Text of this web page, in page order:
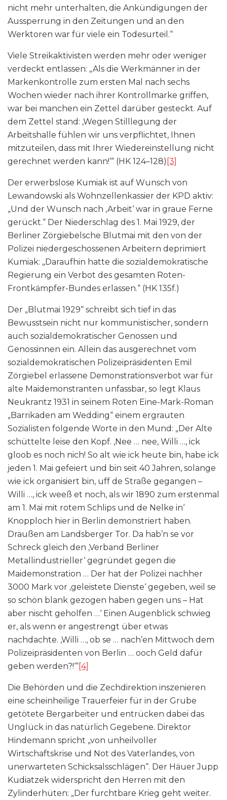
nicht mehr unterhalten, die Ankündigungen der
Aussperrung in den Zeitungen und an den
Werktoren war für viele ein Todesurteil.“
Viele Streikaktivisten werden mehr oder weniger
verdeckt entlassen: „Als die Werkmänner in der
Markenkontrolle zum ersten Mal nach sechs
Wochen wieder nach ihrer Kontrollmarke griffen,
war bei manchen ein Zettel darüber gesteckt. Auf
dem Zettel stand: ‚Wegen Stilllegung der
Arbeitshalle fühlen wir uns verpflichtet, Ihnen
mitzuteilen, dass mit Ihrer Wiedereinstellung nicht
gerechnet werden kann!‘“ (HK 124–128) [3]
Der erwerbslose Kumiak ist auf Wunsch von
Lewandowski als Wohnzellenkassier der KPD aktiv:
„Und der Wunsch nach ‚Arbeit‘ war in graue Ferne
gerückt.“ Der Niederschlag des 1. Mai 1929, der
Berliner Zörgiebelsche Blutmai mit den von der
Polizei niedergeschossenen Arbeitern deprimiert
Kumiak: „Daraufhin hatte die sozialdemokratische
Regierung ein Verbot des gesamten Roten-
Frontkämpfer-Bundes erlassen.“ (HK 135f.)
Der „Blutmai 1929“ schreibt sich tief in das
Bewusstsein nicht nur kommunistischer, sondern
auch sozialdemokratischer Genossen und
Genossinnen ein. Allein das ausgerechnet vom
sozialdemokratischen Polizeipräsidenten Emil
Zörgiebel erlassene Demonstrationsverbot war für
alte Maidemonstranten unfassbar, so legt Klaus
Neukrantz 1931 in seinem Roten Eine-Mark-Roman
„Barrikaden am Wedding“ einem ergrauten
Sozialisten folgende Worte in den Mund: „Der Alte
schüttelte leise den Kopf. ‚Nee … nee, Willi …, ick
gloob es noch nich! So alt wie ick heute bin, habe ick
jeden 1. Mai gefeiert und bin seit 40 Jahren, solange
wie ick organisiert bin, uff de Straße gegangen –
Willi …, ick weeß et noch, als wir 1890 zum erstenmal
am 1. Mai mit rotem Schlips und de Nelke in‘
Knopploch hier in Berlin demonstriert haben.
Draußen am Landsberger Tor. Da hab’n se vor
Schreck gleich den ‚Verband Berliner
Metallindustrieller‘ gegründet gegen die
Maidemonstration … Der hat der Polizei nachher
3000 Mark vor ‚geleistete Dienste‘ gegeben, weil se
so schön blank gezogen haben gegen uns – Hat
aber nischt geholfen …‘ Einen Augenblick schwieg
er, als wenn er angestrengt über etwas
nachdachte. ‚Willi …, ob se … nach’en Mittwoch dem
Polizeipräsidenten von Berlin … ooch Geld dafür
geben werden?!‘“ [4]
Die Behörden und die Zechdirektion inszenieren
eine scheinheilige Trauerfeier für in der Grube
getötete Bergarbeiter und entrücken dabei das
Unglück in das natürlich Gegebene. Direktor
Hindemann spricht „von unheilvoller
Wirtschaftskrise und Not des Vaterlandes, von
unerwarteten Schicksalsschlägen“. Der Häuer Jupp
Kudiatzek widerspricht den Herren mit den
Zylinderhüten: „Der furchtbare Krieg geht weiter.